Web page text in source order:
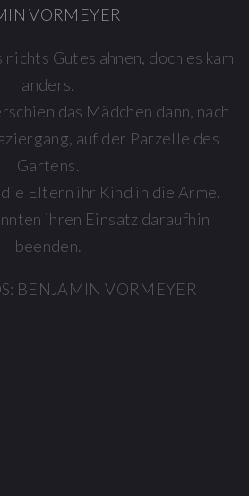
VORMEYER
Gutes ahnen, doch es kam
anders.
das Mädchen dann, nach
auf der Parzelle des
Gartens.
Eltern ihr Kind in die Arme.
ihren Einsatz daraufhin
beenden.
BENJAMIN VORMEYER